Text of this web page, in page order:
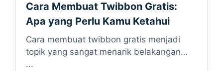
Cara Membuat Twibbon Gratis:
Apa yang Perlu Kamu Ketahui
Cara membuat twibbon gratis menjadi
topik yang sangat menarik belakangan…
...